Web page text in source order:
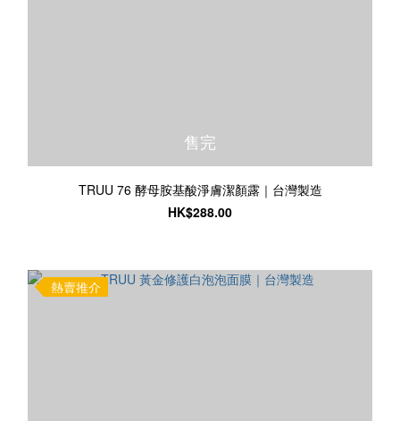
售完
TRUU 76 酵母胺基酸淨膚潔顏露｜台灣製造
HK$288.00
熱賣推介